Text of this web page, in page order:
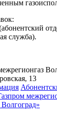
служба).
13
Волгоград»